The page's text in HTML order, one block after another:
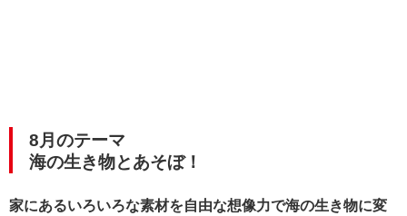
8月のテーマ
海の生き物とあそぼ！
家にあるいろいろな素材を自由な想像力で海の生き物に変